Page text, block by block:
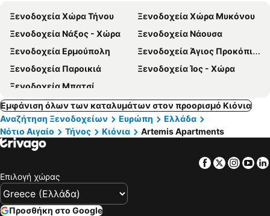
Ξενοδοχεία Χώρα Τήνου
Ξενοδοχεία Χώρα Μυκόνου
Ξενοδοχεία Νάξος - Χώρα
Ξενοδοχεία Νάουσα
Ξενοδοχεία Ερμούπολη
Ξενοδοχεία Άγιος Προκόπιος
Ξενοδοχεία Παροικιά
Ξενοδοχεία Ίος - Χώρα
Ξενοδοχεία Μπατσί
Εμφάνιση όλων των καταλυμάτων στον προορισμό Κιόνια
Αναζήτηση Ξενοδοχείων
Ευρώπη
Ελλάδα
Νότιο Αιγαίο
Τήνος Κιόνια Artemis Apartments
Facebook
Twitter
Επιλογή χώρας
Προσθήκη στο Google